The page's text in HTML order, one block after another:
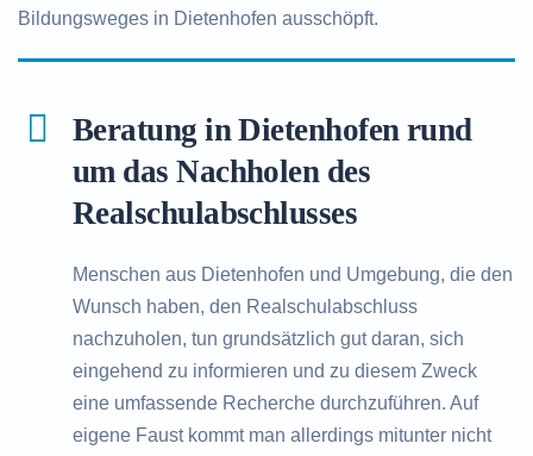
Bildungsweges in Dietenhofen ausschöpft.
Beratung in Dietenhofen rund
um das Nachholen des
Realschulabschlusses
Menschen aus Dietenhofen und Umgebung, die den
Wunsch haben, den Realschulabschluss
nachzuholen, tun grundsätzlich gut daran, sich
eingehend zu informieren und zu diesem Zweck
eine umfassende Recherche durchzuführen. Auf
eigene Faust kommt man allerdings mitunter nicht